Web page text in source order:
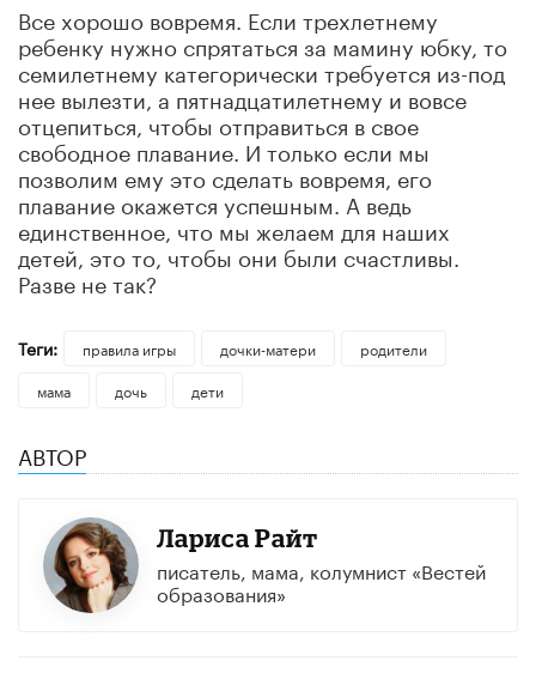
Все хорошо вовремя. Если трехлетнему
ребенку нужно спрятаться за мамину юбку, то
семилетнему категорически требуется из-под
нее вылезти, а пятнадцатилетнему и вовсе
отцепиться, чтобы отправиться в свое
свободное плавание. И только если мы
позволим ему это сделать вовремя, его
плавание окажется успешным. А ведь
единственное, что мы желаем для наших
детей, это то, чтобы они были счастливы.
Разве не так?
Теги: правила игры дочки-матери
родители
мама
дочь дети
АВТОР
Лариса Райт
писатель, мама, колумнист «Вестей
образования»